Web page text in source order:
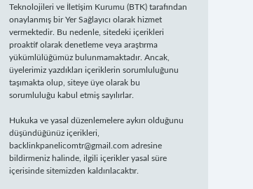
Teknolojileri ve İletişim Kurumu (BTK) tarafından
onaylanmış bir Yer Sağlayıcı olarak hizmet
vermektedir. Bu nedenle, sitedeki içerikleri
proaktif olarak denetleme veya araştırma
yükümlülüğümüz bulunmamaktadır. Ancak,
üyelerimiz yazdıkları içeriklerin sorumluluğunu
taşımakta olup, siteye üye olarak bu
sorumluluğu kabul etmiş sayılırlar.
Hukuka ve yasal düzenlemelere aykırı olduğunu
düşündüğünüz içerikleri,
backlinkpanelicomtr@gmail.com adresine
bildirmeniz halinde, ilgili içerikler yasal süre
içerisinde sitemizden kaldırılacaktır.